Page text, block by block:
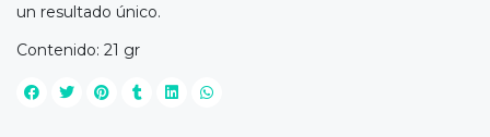
un resultado único.
Contenido: 21 gr